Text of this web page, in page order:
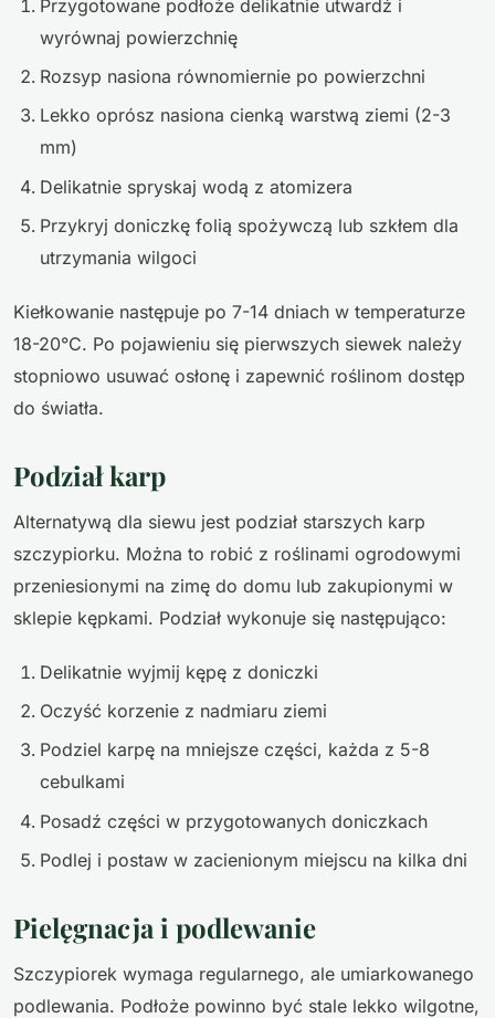
Przygotowane podłoże delikatnie utwardź i
wyrównaj powierzchnię
Rozsyp nasiona równomiernie po powierzchni
Lekko oprósz nasiona cienką warstwą ziemi (2-3
mm)
Delikatnie spryskaj wodą z atomizera
Przykryj doniczkę folią spożywczą lub szkłem dla
utrzymania wilgoci
Kiełkowanie następuje po 7-14 dniach w temperaturze
18-20°C. Po pojawieniu się pierwszych siewek należy
stopniowo usuwać osłonę i zapewnić roślinom dostęp
do światła.
Podział karp
Alternatywą dla siewu jest podział starszych karp
szczypiorku. Można to robić z roślinami ogrodowymi
przeniesionymi na zimę do domu lub zakupionymi w
sklepie kępkami. Podział wykonuje się następująco:
Delikatnie wyjmij kępę z doniczki
Oczyść korzenie z nadmiaru ziemi
Podziel karpę na mniejsze części, każda z 5-8
cebulkami
Posadź części w przygotowanych doniczkach
Podlej i postaw w zacienionym miejscu na kilka dni
Pielęgnacja i podlewanie
Szczypiorek wymaga regularnego, ale umiarkowanego
podlewania. Podłoże powinno być stale lekko wilgotne,